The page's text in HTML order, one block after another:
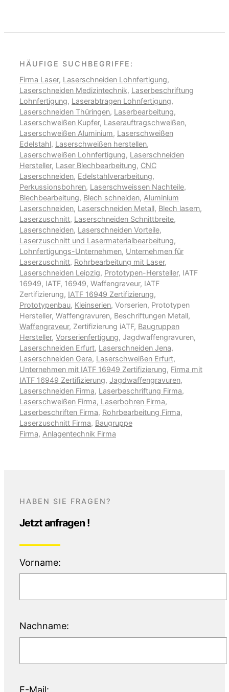
HÄUFIGE SUCHBEGRIFFE:
Firma Laser, Laserschneiden Lohnfertigung,
Laserschneiden Medizintechnik, Laserbeschriftung
Lohnfertigung, Laserabtragen Lohnfertigung,
Laserschneiden Thüringen, Laserbearbeitung,
Laserschweißen Kupfer, Laserauftragschweißen,
Laserschweißen Aluminium, Laserschweißen
Edelstahl, Laserschweißen herstellen,
Laserschweißen Lohnfertigung, Laserschneiden
Hersteller, Laser Blechbearbeitung, CNC
Laserschneiden, Edelstahlverarbeitung,
Perkussionsbohren, Laserschweissen Nachteile,
Blechbearbeitung, Blech schneiden, Aluminium
Laserschneiden, Laserschneiden Metall, Blech lasern,
Laserzuschnitt, Laserschneiden Schnittbreite,
Laserschneiden, Laserschneiden Vorteile,
Laserzuschnitt und Lasermaterialbearbeitung,
Lohnfertigungs-Unternehmen, Unternehmen für
Laserzuschnitt, Rohrbearbeitung mit Laser,
Laserschneiden Leipzig, Prototypen-Hersteller, IATF
16949, IATF, 16949, Waffengraveur, IATF
Zertifizierung, IATF 16949 Zertifizierung,
Prototypenbau, Kleinserien, Vorserien, Prototypen
Hersteller, Waffengravuren, Beschriftungen Metall,
Waffengraveur, Zertifizierung iATF, Baugruppen
Hersteller, Vorserienfertigung, Jagdwaffengravuren,
Laserschneiden Erfurt, Laserschneiden Jena,
Laserschneiden Gera, Laserschweißen Erfurt,
Unternehmen mit IATF 16949 Zertifizierung, Firma mit
IATF 16949 Zertifizierung, Jagdwaffengravuren,
Laserschneiden Firma, Laserbeschriftung Firma,
Laserschweißen Firma, Laserbohren Firma,
Laserbeschriften Firma, Rohrbearbeitung Firma,
Laserzuschnitt Firma, Baugruppe
Firma, Anlagentechnik Firma
HABEN SIE FRAGEN?
Jetzt anfragen !
Vorname:
Nachname:
E-Mail: